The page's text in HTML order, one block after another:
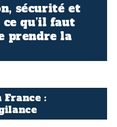
sécurité et
qu’il faut
prendre la
France :